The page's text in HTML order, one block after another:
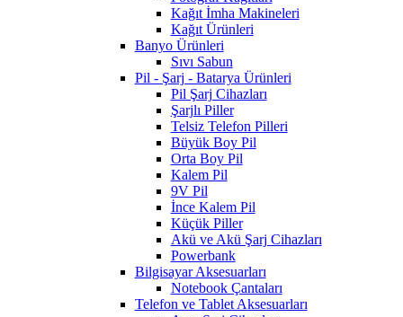
Kağıt İmha Makineleri
Kağıt Ürünleri
Banyo Ürünleri
Sıvı Sabun
Pil - Şarj - Batarya Ürünleri
Pil Şarj Cihazları
Şarjlı Piller
Telsiz Telefon Pilleri
Büyük Boy Pil
Orta Boy Pil
Kalem Pil
9V Pil
İnce Kalem Pil
Küçük Piller
Akü ve Akü Şarj Cihazları
Powerbank
Bilgisayar Aksesuarları
Notebook Çantaları
Telefon ve Tablet Aksesuarları